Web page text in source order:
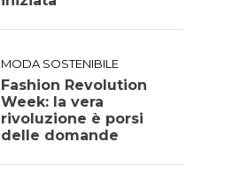
MODA SOSTENIBILE
Fashion Revolution
Week: la vera
rivoluzione è porsi
delle domande